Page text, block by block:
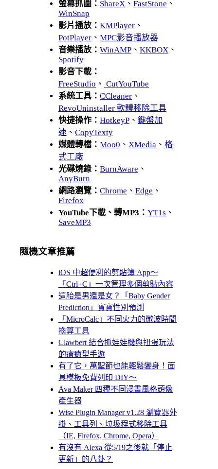
螢幕抓圖： ShareX 、 FastStone 、
WinSnap
影片播放： KMPlayer 、
PotPlayer 、 MPC影音播放器
音樂播放： WinAMP 、 KKBOX 、
Spotify
影音下載：
FreeStudio 、 CutYouTube
系統工具： CCleaner 、
RevoUninstaller 軟體移除工具
快捷操作： HotkeyP 、 鍵盤加
速 、 CopyTexty
媒體轉檔： Moo0 、 XMedia 、 格
式工廠
光碟燒錄： BurnAware 、
AnyBurn
網路瀏覽： Chrome 、 Edge 、
Firefox
YouTube下載、轉MP3： YT1s 、
SaveMP3
隨機文章推薦
iOS 中超便利的剪貼簿 App～
「Ctrl+C」一次管理多個剪貼內容
這胎是男還是女？「Baby Gender
Prediction」寶寶性別預測
「MicroCalc」不同火力的微波時間
換算工具
Clawbert 結合抓娃娃機與扭蛋玩法
的療癒型手遊
有了它，萬聖節也能輕鬆變身！面
具模板免費列印 DIY～
Ava Maker 四種不同漫畫風格頭像
產生器
Wise Plugin Manager v1.28 瀏覽器外
掛、工具列、垃圾程式移除工具
（IE, Firefox, Chrome, Opera）
有沒有 Alexa 從5/19之後就「停止
更新」的八卦？